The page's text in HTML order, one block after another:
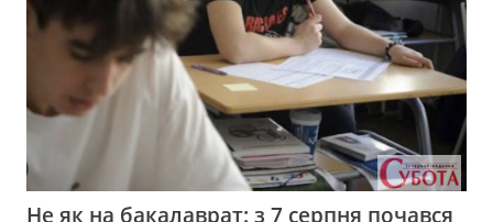
Не як на бакалаврат: з 7 серпня почався